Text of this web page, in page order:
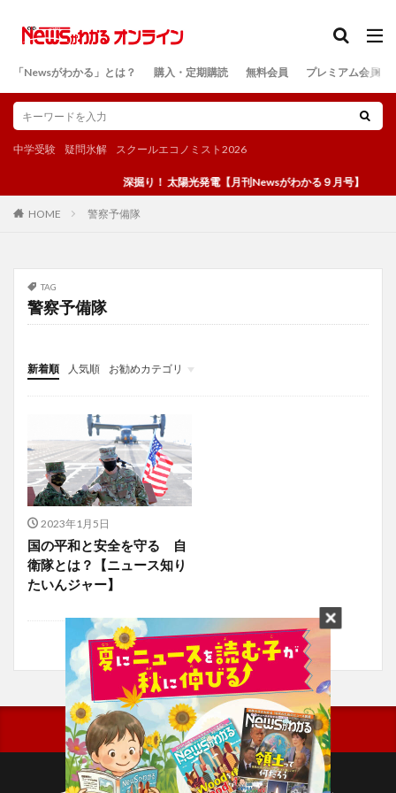
「Newsがわかる」とは？ 購入・定期購読 無料会員 プレミアム会員
中学受験 疑問氷解 スクールエコノミスト2026
深掘り！ 太陽光発電【月刊Newsがわかる９月号】
HOME 警察予備隊
TAG
警察予備隊
新着順 人気順
お勧めカテゴリ
投稿
学び
マンガ
電子書籍
2023年1月5日
国の平和と安全を守る 自
衛隊とは？【ニュース知り
たいんジャー】
検索